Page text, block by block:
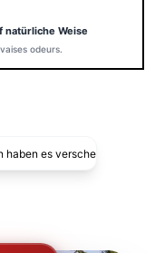
natürliche Weise
odeurs.
haben es verschenkt!